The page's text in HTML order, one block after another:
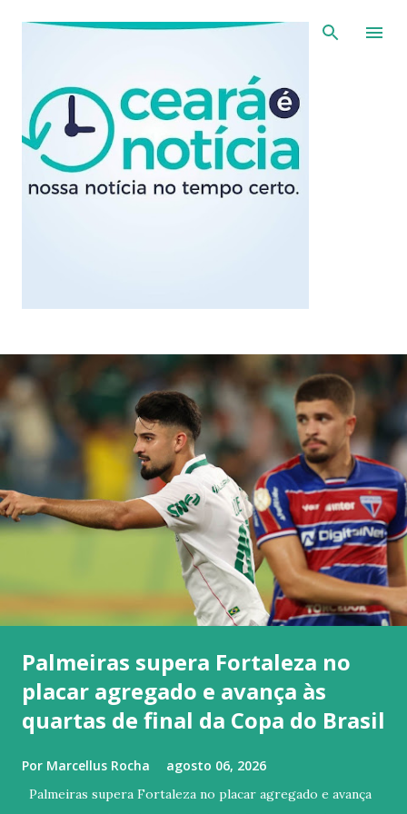
Pular para o conteúdo principal
Palmeiras supera Fortaleza no
placar agregado e avança às
quartas de final da Copa do Brasil
Por Marcellus Rocha agosto 06, 2026
Palmeiras supera Fortaleza no placar agregado e avança